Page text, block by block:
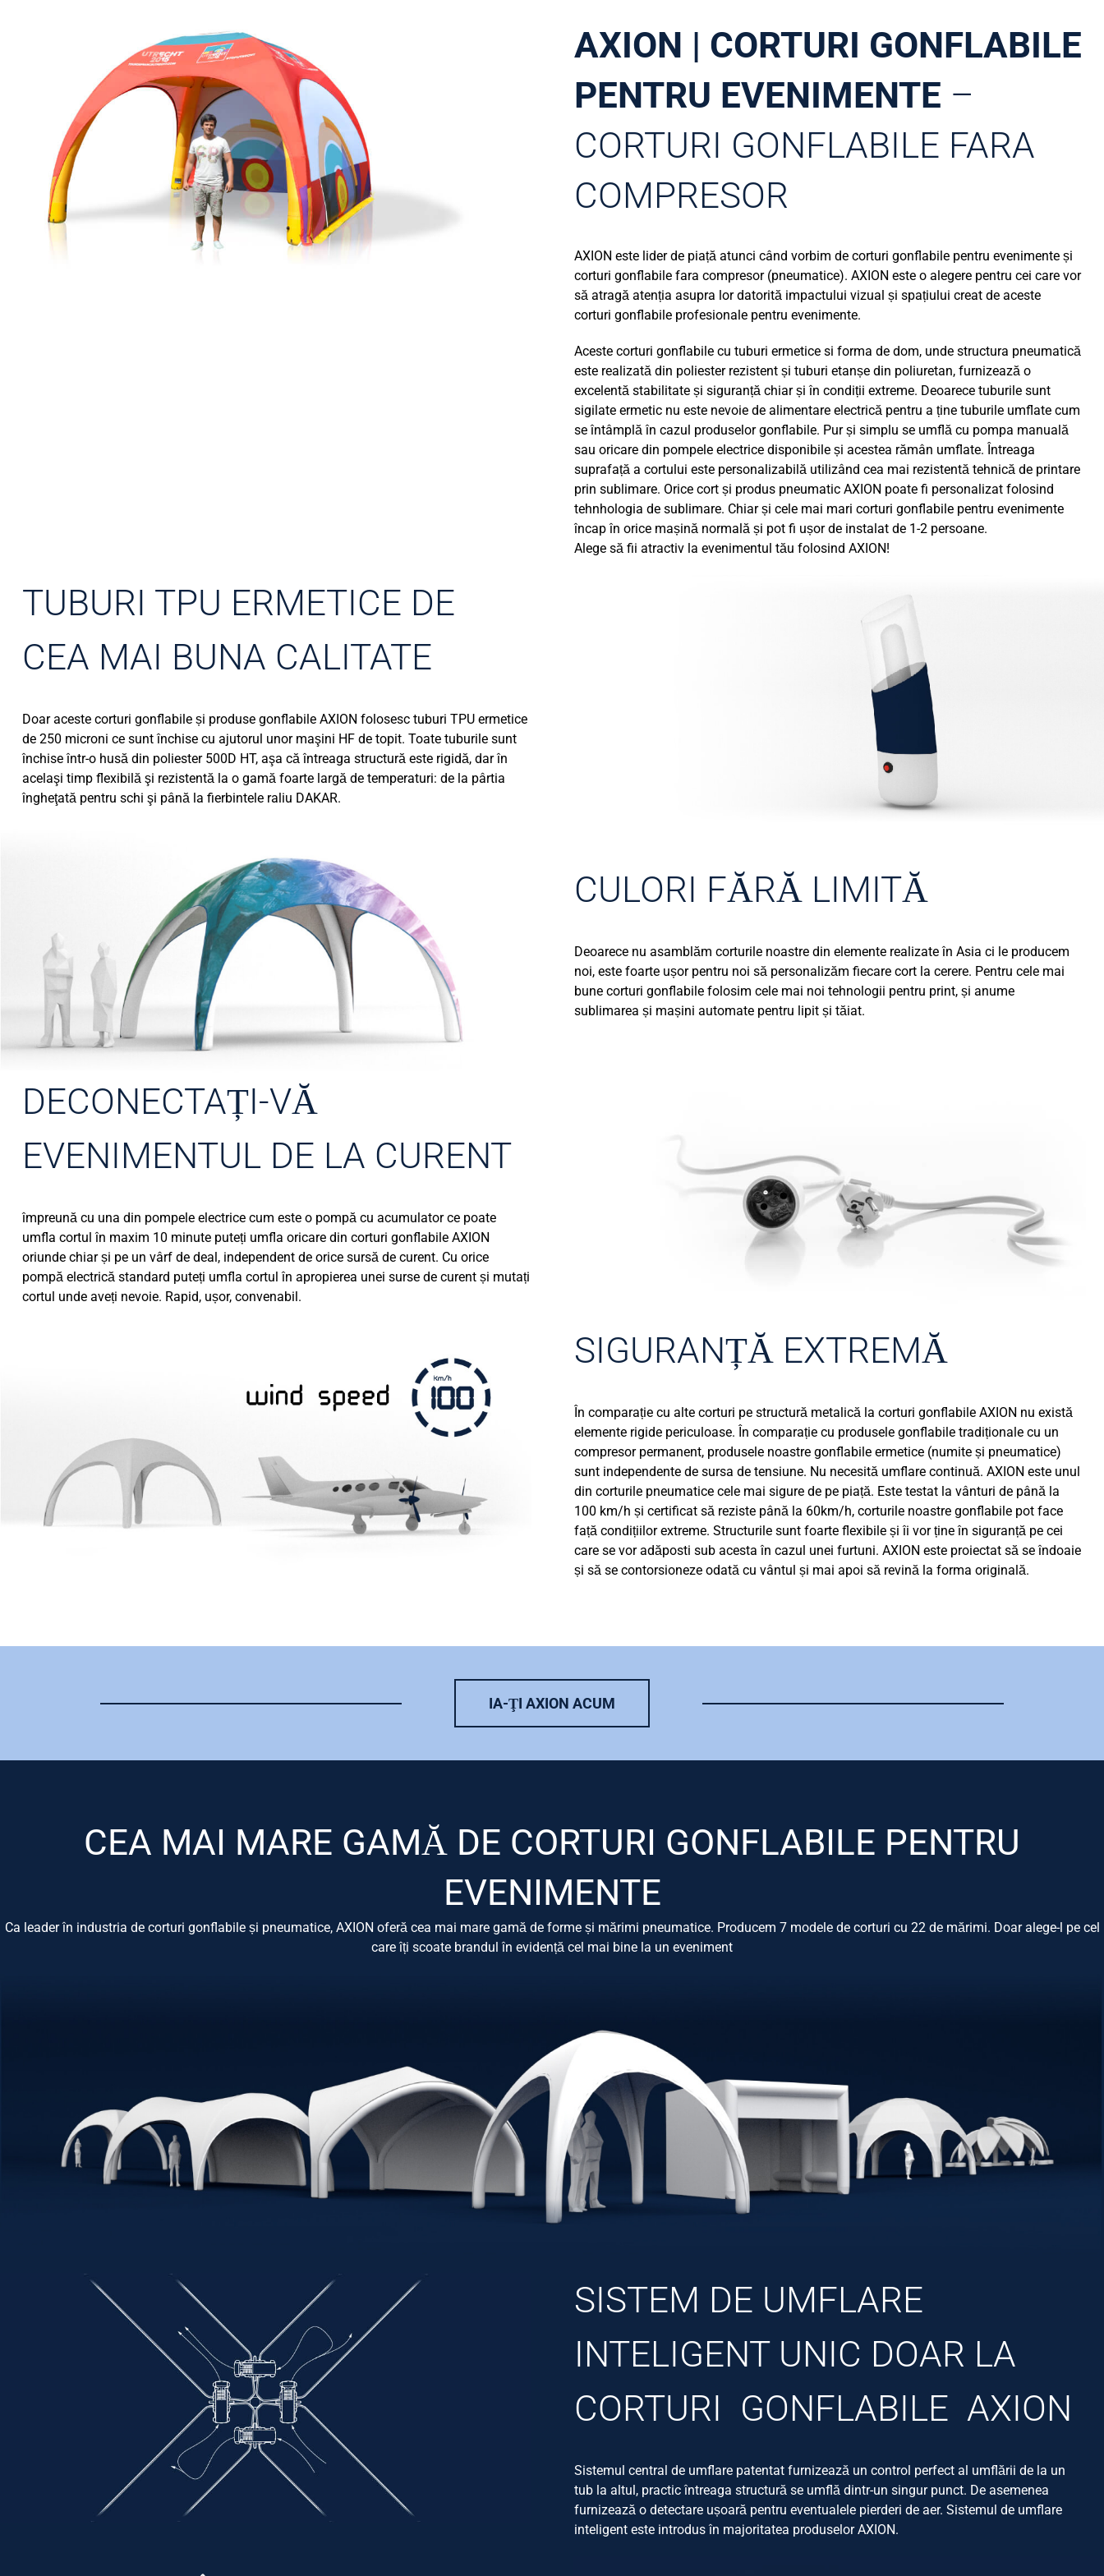
AXION | CORTURI GONFLABILE
PENTRU EVENIMENTE –
CORTURI GONFLABILE FARA
COMPRESOR
AXION este lider de piață atunci când vorbim de corturi gonflabile pentru evenimente și
corturi gonflabile fara compresor (pneumatice). AXION este o alegere pentru cei care vor
să atragă atenția asupra lor datorită impactului vizual și spațiului creat de aceste
corturi gonflabile profesionale pentru evenimente.
Aceste corturi gonflabile cu tuburi ermetice si forma de dom, unde structura pneumatică
este realizată din poliester rezistent și tuburi etanșe din poliuretan, furnizează o
excelentă stabilitate și siguranță chiar și în condiții extreme. Deoarece tuburile sunt
sigilate ermetic nu este nevoie de alimentare electrică pentru a ține tuburile umflate cum
se întâmplă în cazul produselor gonflabile. Pur și simplu se umflă cu pompa manuală
sau oricare din pompele electrice disponibile și acestea rămân umflate. Întreaga
suprafață a cortului este personalizabilă utilizând cea mai rezistentă tehnică de printare
prin sublimare. Orice cort și produs pneumatic AXION poate fi personalizat folosind
tehnhologia de sublimare. Chiar și cele mai mari corturi gonflabile pentru evenimente
încap în orice mașină normală și pot fi ușor de instalat de 1-2 persoane.
Alege să fii atractiv la evenimentul tău folosind AXION!
TUBURI TPU ERMETICE DE
CEA MAI BUNA CALITATE
Doar aceste corturi gonflabile și produse gonflabile AXION folosesc tuburi TPU ermetice
de 250 microni ce sunt închise cu ajutorul unor maşini HF de topit. Toate tuburile sunt
închise într-o husă din poliester 500D HT, aşa că întreaga structură este rigidă, dar în
acelaşi timp flexibilă şi rezistentă la o gamă foarte largă de temperaturi: de la pârtia
îngheţată pentru schi şi până la fierbintele raliu DAKAR.
CULORI FĂRĂ LIMITĂ
Deoarece nu asamblăm corturile noastre din elemente realizate în Asia ci le producem
noi, este foarte ușor pentru noi să personalizăm fiecare cort la cerere. Pentru cele mai
bune corturi gonflabile folosim cele mai noi tehnologii pentru print, și anume
sublimarea și mașini automate pentru lipit și tăiat.
DECONECTAȚI-VĂ
EVENIMENTUL DE LA CURENT
împreună cu una din pompele electrice cum este o pompă cu acumulator ce poate
umfla cortul în maxim 10 minute puteți umfla oricare din corturi gonflabile AXION
oriunde chiar și pe un vârf de deal, independent de orice sursă de curent. Cu orice
pompă electrică standard puteți umfla cortul în apropierea unei surse de curent și mutați
cortul unde aveți nevoie. Rapid, ușor, convenabil.
SIGURANȚĂ EXTREMĂ
În comparație cu alte corturi pe structură metalică la corturi gonflabile AXION nu există
elemente rigide periculoase. În comparație cu produsele gonflabile tradiționale cu un
compresor permanent, produsele noastre gonflabile ermetice (numite și pneumatice)
sunt independente de sursa de tensiune. Nu necesită umflare continuă. AXION este unul
din corturile pneumatice cele mai sigure de pe piață. Este testat la vânturi de până la
100 km/h și certificat să reziste până la 60km/h, corturile noastre gonflabile pot face
față condițiilor extreme. Structurile sunt foarte flexibile și îi vor ține în siguranță pe cei
care se vor adăposti sub acesta în cazul unei furtuni. AXION este proiectat să se îndoaie
și să se contorsioneze odată cu vântul și mai apoi să revină la forma originală.
IA-ŢI AXION ACUM
CEA MAI MARE GAMĂ DE CORTURI GONFLABILE PENTRU
EVENIMENTE
Ca leader în industria de corturi gonflabile și pneumatice, AXION oferă cea mai mare gamă de forme și mărimi pneumatice. Producem 7 modele de corturi cu 22 de mărimi. Doar alege-l pe cel
care îți scoate brandul în evidență cel mai bine la un eveniment
SISTEM DE UMFLARE
INTELIGENT UNIC DOAR LA
CORTURI GONFLABILE AXION
Sistemul central de umflare patentat furnizează un control perfect al umflării de la un
tub la altul, practic întreaga structură se umflă dintr-un singur punct. De asemenea
furnizează o detectare ușoară pentru eventualele pierderi de aer. Sistemul de umflare
inteligent este introdus în majoritatea produselor AXION.